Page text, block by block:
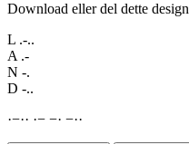
Download eller del dette design
L .-..
A .-
N -.
D -..
·−·· ·− −· −··